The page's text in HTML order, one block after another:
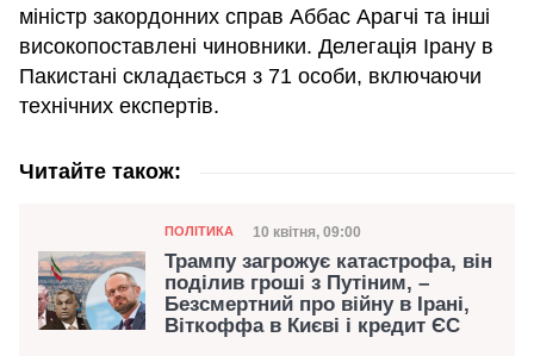
міністр закордонних справ Аббас Арагчі та інші
високопоставлені чиновники. Делегація Ірану в
Пакистані складається з 71 особи, включаючи
технічних експертів.
Читайте також:
Категорія
ПОЛІТИКА Дата публікації
10 квітня, 09:00
Трампу загрожує катастрофа, він
поділив гроші з Путіним, –
Безсмертний про війну в Ірані,
Віткоффа в Києві і кредит ЄС